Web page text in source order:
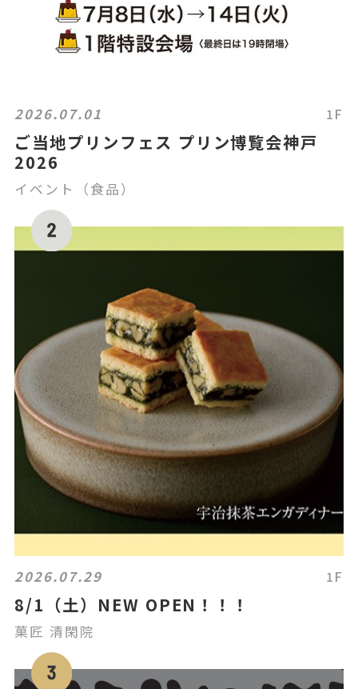
2026.07.01 1F
ご当地プリンフェス プリン博覧会神戸
2026
イベント（食品）
2026.07.29 1F
8/1（土）NEW OPEN！！！
菓匠 清閑院